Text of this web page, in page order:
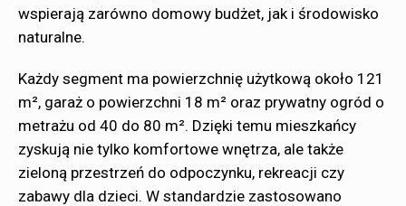
wspierają zarówno domowy budżet, jak i środowisko
naturalne.
Każdy segment ma powierzchnię użytkową około 121
m², garaż o powierzchni 18 m² oraz prywatny ogród o
metrażu od 40 do 80 m². Dzięki temu mieszkańcy
zyskują nie tylko komfortowe wnętrza, ale także
zieloną przestrzeń do odpoczynku, rekreacji czy
zabawy dla dzieci. W standardzie zastosowano